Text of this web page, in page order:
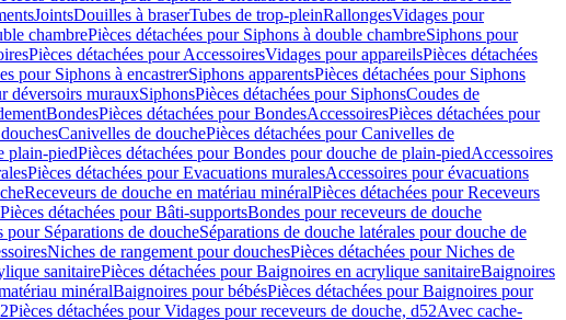
JointsDouilles à braserTubes de trop-pleinRallongesVidages pour
chambrePièces détachées pour Siphons à double chambreSiphons pour
Pièces détachées pour AccessoiresVidages pour appareilsPièces détachées
pour Siphons à encastrerSiphons apparentsPièces détachées pour Siphons
déversoirs murauxSiphonsPièces détachées pour SiphonsCoudes de
BondesPièces détachées pour BondesAccessoiresPièces détachées pour
Canivelles de douchePièces détachées pour Canivelles de
plain-piedPièces détachées pour Bondes pour douche de plain-piedAccessoires
Pièces détachées pour Evacuations muralesAccessoires pour évacuations
Receveurs de douche en matériau minéralPièces détachées pour Receveurs
Pièces détachées pour Bâti-supportsBondes pour receveurs de douche
pour Séparations de doucheSéparations de douche latérales pour douche de
Niches de rangement pour douchesPièces détachées pour Niches de
sanitairePièces détachées pour Baignoires en acrylique sanitaireBaignoires
minéralBaignoires pour bébésPièces détachées pour Baignoires pour
Pièces détachées pour Vidages pour receveurs de douche, d52Avec cache-